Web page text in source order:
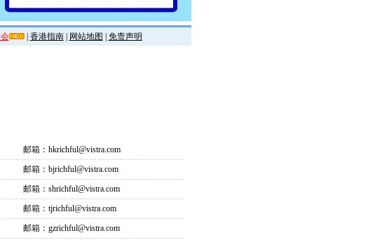
| 香港指南| 网站地图 免责声明
邮箱：hkrichful@vistra.com
邮箱：bjrichful@vistra.com
邮箱：shrichful@vistra.com
邮箱：tjrichful@vistra.com
邮箱：gzrichful@vistra.com